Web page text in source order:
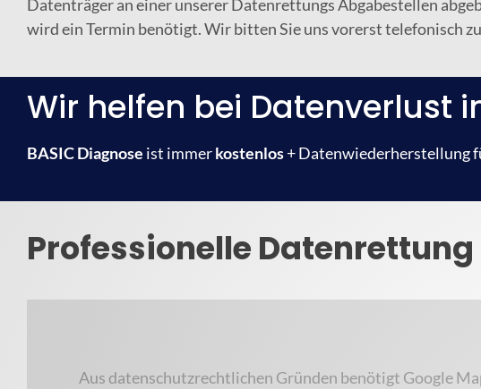
Datenträger an einer unserer Datenrettungs Abgabestellen
wird ein Termin benötigt. Wir bitten Sie uns vorerst telefonisch
Wir helfen bei Datenverlust
BASIC Diagnose ist immerkostenlos+ Datenwiederherstellung
Professionelle
Aus datenschutzrechtlichen Gründen benötigt Google